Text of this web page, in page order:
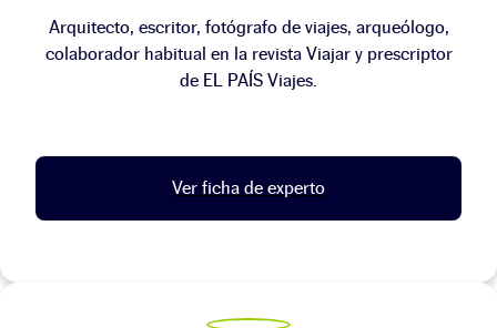
Arquitecto, escritor, fotógrafo de viajes, arqueólogo,
colaborador habitual en la revista Viajar y prescriptor
de EL PAÍS Viajes.
Ver ficha de experto